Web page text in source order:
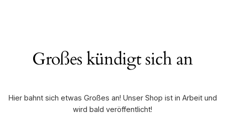
Großes kündigt sich an
Hier bahnt sich etwas Großes an! Unser Shop ist in Arbeit und
wird bald veröffentlicht!